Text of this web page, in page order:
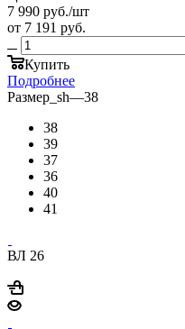
7 990 руб./шт
от 7 191 руб.
Купить
Подробнее
Размер_sh—38
38
39
37
36
40
41
ВЛ 26